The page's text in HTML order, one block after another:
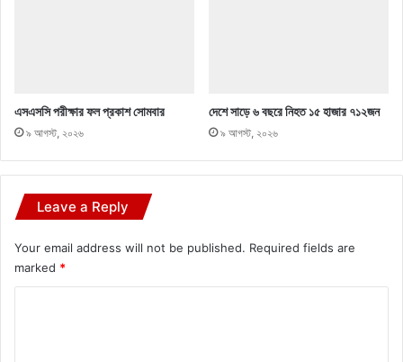
এসএসসি পরীক্ষার ফল প্রকাশ সোমবার
৯ আগস্ট, ২০২৬
দেশে সাড়ে ৬ বছরে নিহত ১৫ হাজার ৭১২জন
৯ আগস্ট, ২০২৬
Leave a Reply
Your email address will not be published. Required fields are
marked *